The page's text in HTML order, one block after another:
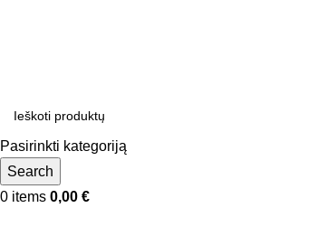
Pasirinkti kategoriją
Search
0 items 0,00 €